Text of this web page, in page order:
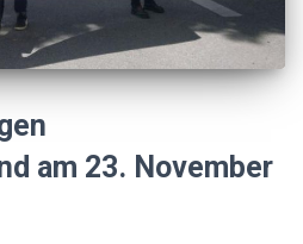
am 23. November